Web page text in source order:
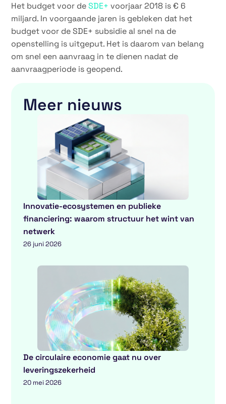
Het budget voor deSDE+ voorjaar 2018 is € 6
miljard. In voorgaande jaren is gebleken dat het
budget voor de SDE+ subsidie al snel na de
openstelling is uitgeput. Het is daarom van belang
om snel een aanvraag in te dienen nadat de
aanvraagperiode is geopend.
Meer nieuws
Innovatie-ecosystemen en publieke
financiering: waarom structuur het wint van
netwerk
26 juni 2026
De circulaire economie gaat nu over
leveringszekerheid
20 mei 2026